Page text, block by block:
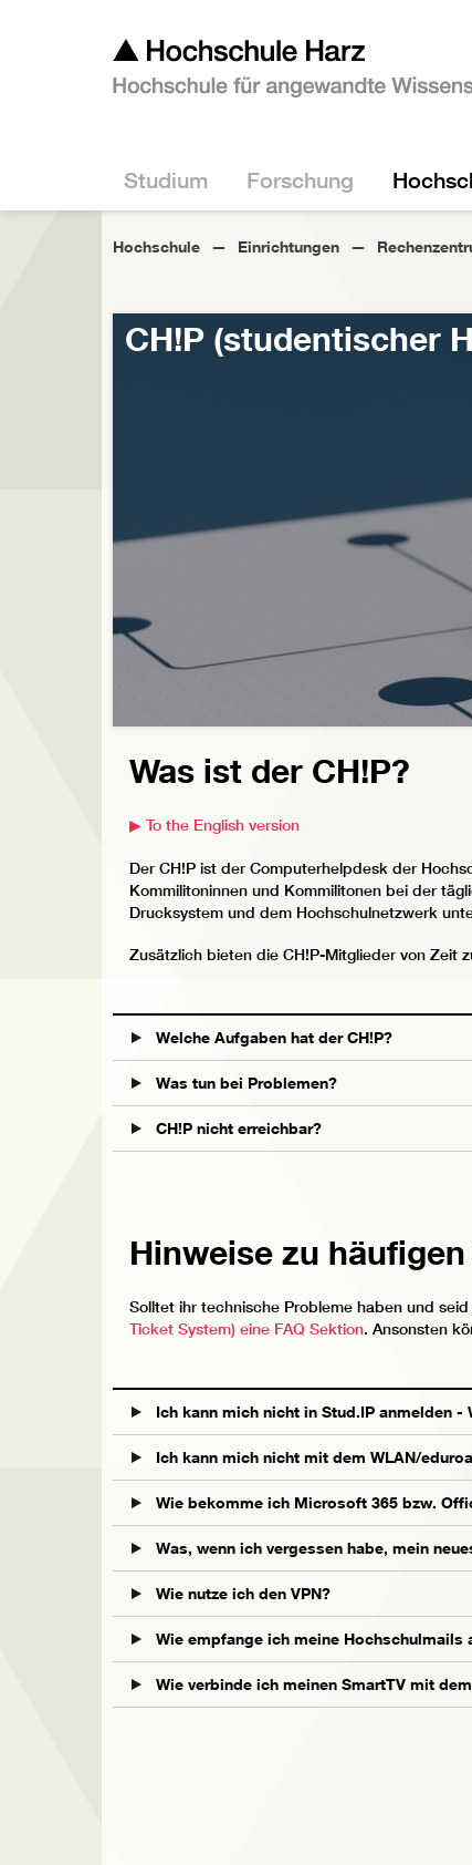
Studium Forschung
Hochschule Einrichtungen
CH!P (studentischer
Was ist der CH!P?
▶ To the English version
Der CH!P ist der Computerhelpdesk der
Kommilitoninnen und Kommilitonen bei der
Drucksystem und dem Hochschulnetzwerk
Zusätzlich bieten die CH!P-Mitglieder von Zeit
Welche Aufgaben hat der CH!P?
Was tun bei Problemen?
CH!P nicht erreichbar?
Hinweise zu
Solltet ihr technische Probleme haben und
Ticket System) eine FAQ Sektion. Ansonsten
Ich kann mich nicht in Stud.IP anmelden -
Ich kann mich nicht mit dem WLAN/
Wie bekomme ich Microsoft 365 bzw.
Was, wenn ich vergessen habe, mein
Wie nutze ich den VPN?
Wie empfange ich meine Hochschulmails
Wie verbinde ich meinen SmartTV mit